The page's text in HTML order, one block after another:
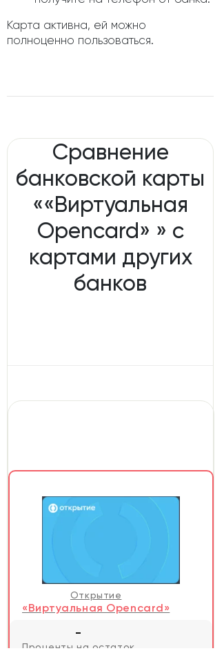
Карта активна, ей можно
полноценно пользоваться.
Сравнение
банковской карты
««Виртуальная
Opencard» » с
картами других
банков
Открытие
«Виртуальная Opencard»
-
Проценты на остаток